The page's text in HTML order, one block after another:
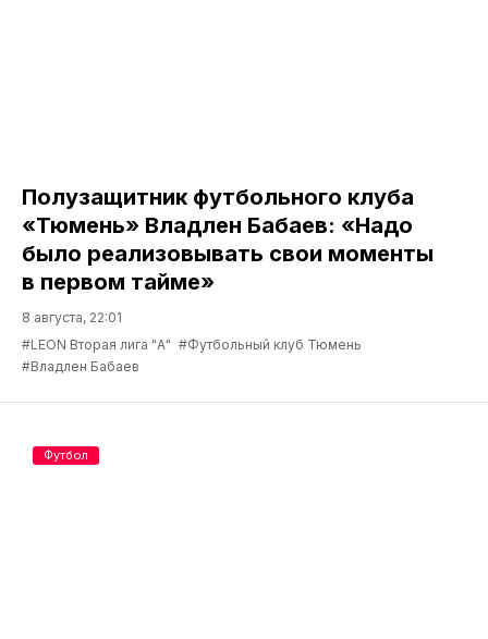
Полузащитник футбольного клуба
«Тюмень» Владлен Бабаев: «Надо
было реализовывать свои моменты
в первом тайме»
8 августа, 22:01
#LEON Вторая лига "А" #Футбольный клуб Тюмень
#Владлен Бабаев
Футбол